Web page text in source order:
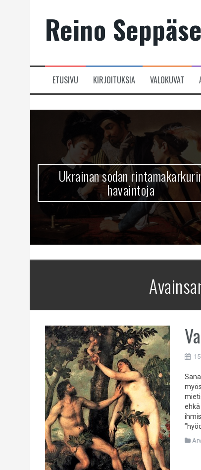
Reino
ETUSIVU KIRJOITUKSIA VALOKUVAT
Ukrainan sodan
havaintoja